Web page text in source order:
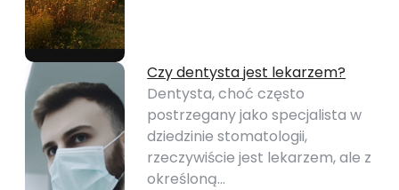
Czy dentysta jest lekarzem?
Dentysta, choć często
postrzegany jako specjalista w
dziedzinie stomatologii,
rzeczywiście jest lekarzem, ale z
określoną…